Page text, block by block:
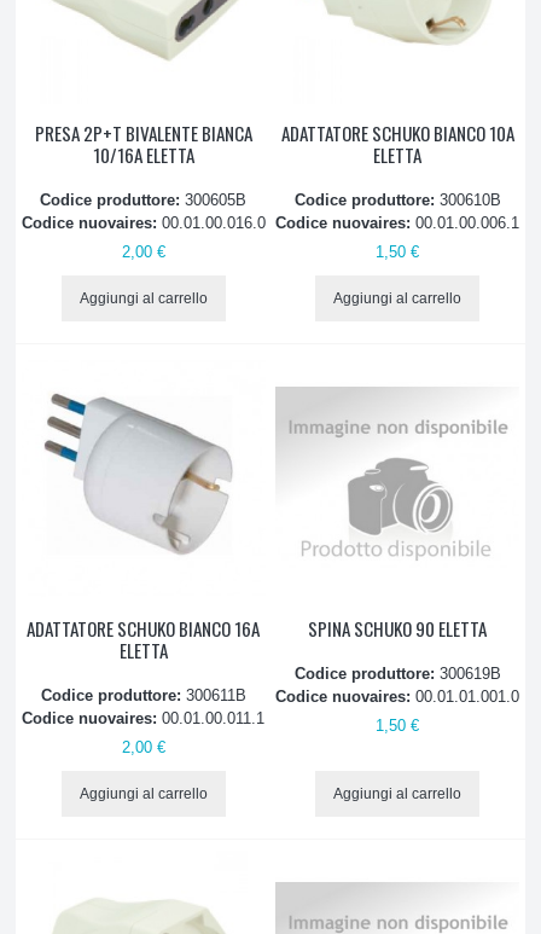
PRESA 2P+T BIVALENTE BIANCA
10/16A ELETTA
Codice produttore:300605B
Codice nuovaires: 00.01.00.016.0
2,00 €
Aggiungi al carrello
ADATTATORE SCHUKO BIANCO 10A
ELETTA
Codice produttore: 300610B
Codice nuovaires:00.01.00.006.1
1,50 €
Aggiungi al carrello
ADATTATORE SCHUKO BIANCO 16A
ELETTA
Codice produttore: 300611B
Codice nuovaires:00.01.00.011.1
2,00 €
Aggiungi al carrello
SPINA SCHUKO 90 ELETTA
Codice produttore: 300619B
Codice nuovaires:00.01.01.001.0
1,50 €
Aggiungi al carrello